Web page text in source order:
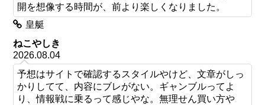
開を想像する時間が、前より楽しくなりました。
皇艇
ねこやしき
2026.08.04
予想はサイトで確認するスタイルやけど、文章がしっ
かりしてて、内容にブレがない。ギャンブルってよ
り、情報戦に乗るって感じやな。無理せん買い方や